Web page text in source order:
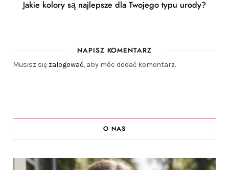
Jakie kolory są najlepsze dla Twojego typu urody?
NAPISZ KOMENTARZ
Musisz się zalogować, aby móc dodać komentarz.
O NAS